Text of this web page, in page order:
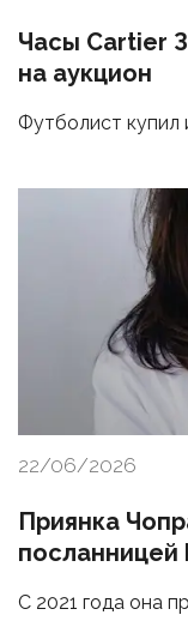
Часы Cartier
на аукцион
Футболист купил
22/06/2026
Приянка
посланницей
С 2021 года она